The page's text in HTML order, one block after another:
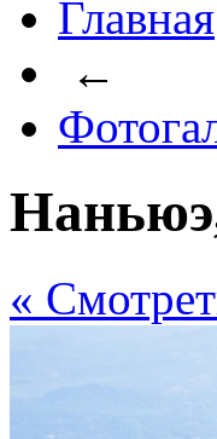
Главная
←
«